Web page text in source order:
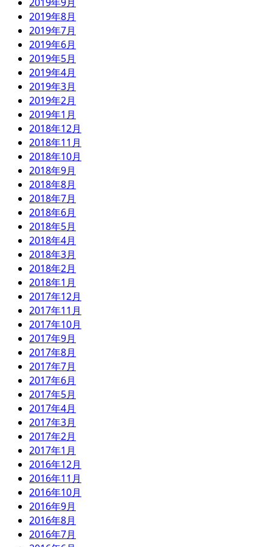
2019年8月
2019年7月
2019年6月
2019年5月
2019年4月
2019年3月
2019年2月
2019年1月
2018年12月
2018年11月
2018年10月
2018年9月
2018年8月
2018年7月
2018年6月
2018年5月
2018年4月
2018年3月
2018年2月
2018年1月
2017年12月
2017年11月
2017年10月
2017年9月
2017年8月
2017年7月
2017年6月
2017年5月
2017年4月
2017年3月
2017年2月
2017年1月
2016年12月
2016年11月
2016年10月
2016年9月
2016年8月
2016年7月